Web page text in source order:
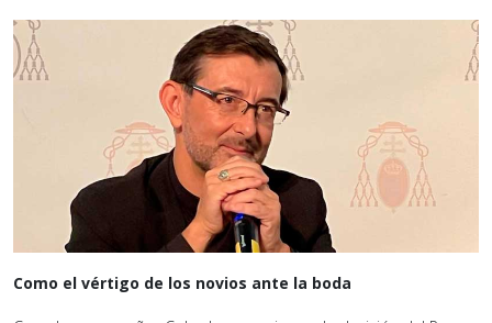
Como el vértigo de los novios ante la boda